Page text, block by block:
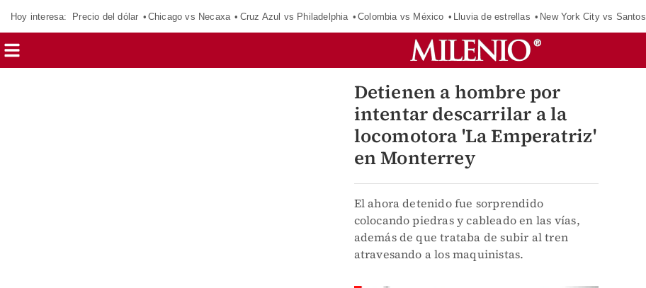
Hoy interesa: Precio del dólar Chicago vs Necaxa Cruz Azul vs Philadelphia Colombia vs México Lluvia de estrellas New York City vs Santos
Detienen a hombre por
intentar descarrilar a la
locomotora 'La Emperatriz'
en Monterrey
El ahora detenido fue sorprendido
colocando piedras y cableado en las vías,
además de que trataba de subir al tren
atravesando a los maquinistas.